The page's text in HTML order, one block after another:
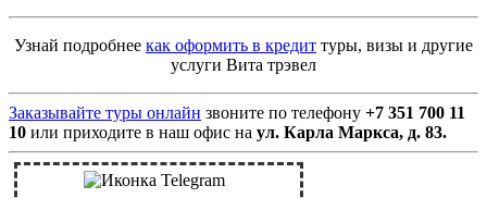
Узнай подробнее как оформить в кредит туры, визы и другие
услуги Вита трэвел
Заказывайте туры онлайн звоните по телефону +7 351 700 11
10 или приходите в наш офис на ул. Карла Маркса, д. 83.